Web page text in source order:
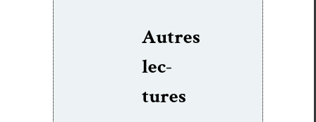
Autres
lec­
tures